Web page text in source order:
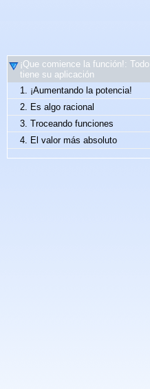
¡Que comience la función!: Todo
tiene su aplicación
1. ¡Aumentando la potencia!
2. Es algo racional
3. Troceando funciones
4. El valor más absoluto